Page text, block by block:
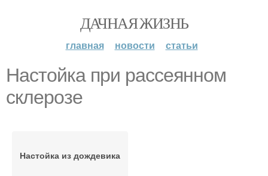
ДАЧНАЯ ЖИЗНЬ
главная новости статьи
Настойка при рассеянном
склерозе
Настойка из дождевика